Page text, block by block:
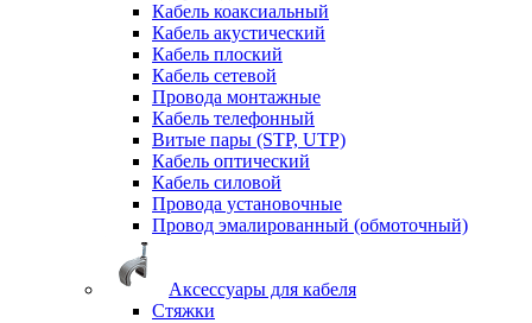
Кабель коаксиальный
Кабель акустический
Кабель плоский
Кабель сетевой
Провода монтажные
Кабель телефонный
Витые пары (STP, UTP)
Кабель оптический
Кабель силовой
Провода установочные
Провод эмалированный (обмоточный)
Аксессуары для кабеля
Стяжки